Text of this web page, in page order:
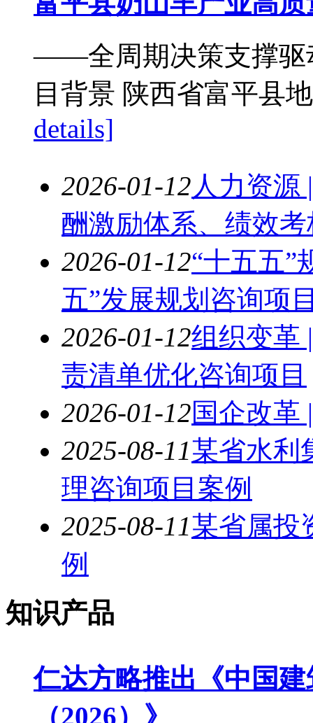
——全周期决策支撑驱
目背景 陕西省富平县
details]
2026-01-12人力资源
酬激励体系、绩效
2026-01-12“十五五”
五”发展规划咨询项
2026-01-12组织变革
责清单优化咨询项目
2026-01-12国企改革
2025-08-11某省水利
理咨询项目案例
2025-08-11某省属投
例
知识产品
仁达方略推出《中国
（2026）》